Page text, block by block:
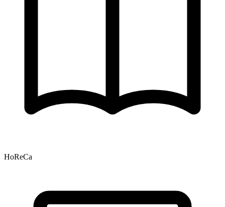
HoReCa